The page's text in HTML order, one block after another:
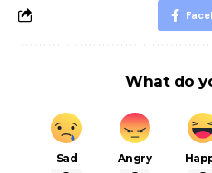
What do
Sad Angry